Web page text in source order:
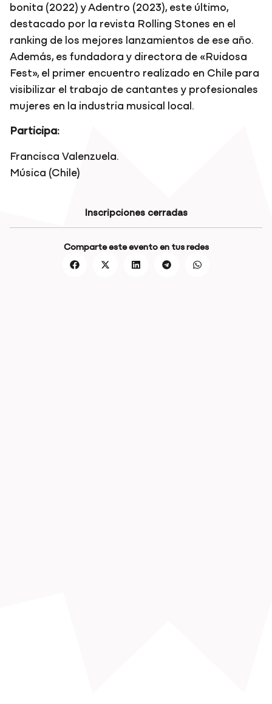
bonita (2022) y Adentro (2023), este último,
destacado por la revista Rolling Stones en el
ranking de los mejores lanzamientos de ese año.
Además, es fundadora y directora de «Ruidosa
Fest», el primer encuentro realizado en Chile para
visibilizar el trabajo de cantantes y profesionales
mujeres en la industria musical local.
Participa:
Francisca Valenzuela.
Música (Chile)
Inscripciones cerradas
Comparte este evento en tus redes